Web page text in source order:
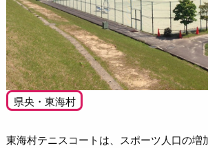
県央・東海村
東海村テニスコートは、スポーツ人口の増